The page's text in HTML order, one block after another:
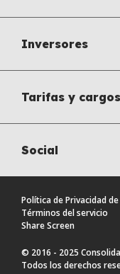
Inversores
Tarifas y cargos
Social
Política de Privacidad de
Términos del servicio
Share Screen
© 2016 - 2025
Todos los derechos